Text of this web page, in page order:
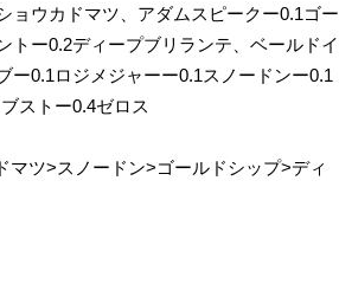
ョウカドマツ、アダムスピークー0.1ゴー
トー0.2ディープブリランテ、ベールドイ
ー0.1ロジメジャーー0.1スノードンー0.1
ストー0.4ゼロス
ツ>スノードン>ゴールドシップ>ディ